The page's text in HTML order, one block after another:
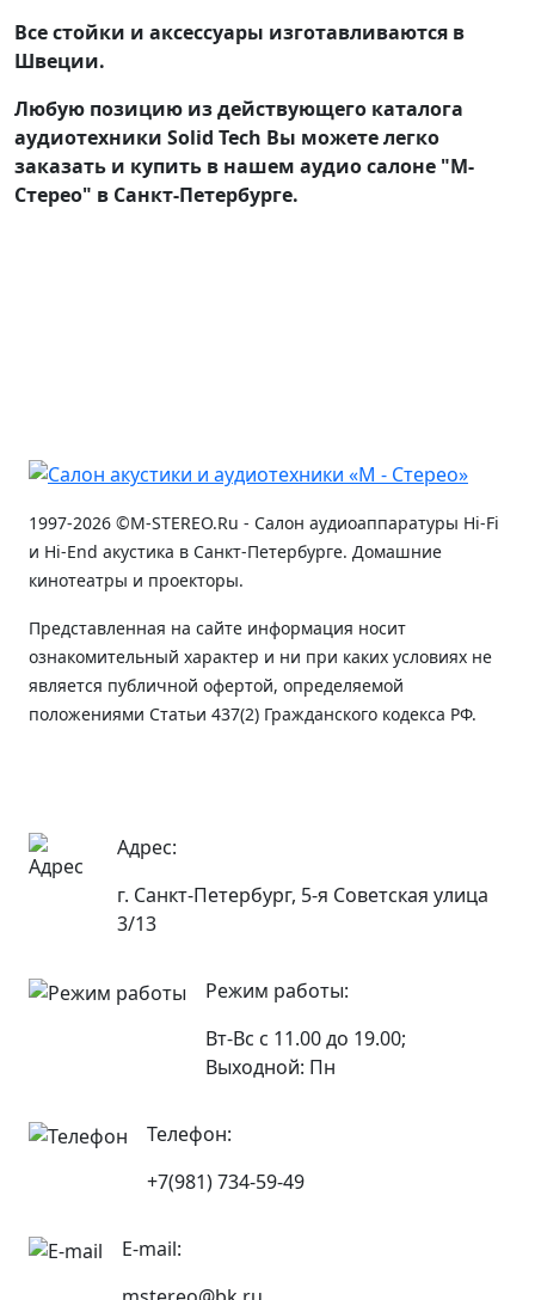
Все стойки и аксессуары изготавливаются в
Швеции.
Любую позицию из действующего каталога
аудиотехники Solid Tech Вы можете легко
заказать и купить в нашем аудио салоне "М-
Стерео" в Санкт-Петербурге.
1997-2026 ©M-STEREO.Ru - Салон аудиоаппаратуры Hi-Fi
и Hi-End акустика в Санкт-Петербурге. Домашние
кинотеатры и проекторы.
Представленная на сайте информация носит
ознакомительный характер и ни при каких условиях не
является публичной офертой, определяемой
положениями Статьи 437(2) Гражданского кодекса РФ.
Адрес:
г. Санкт-Петербург, 5-я Советская улица
3/13
Режим работы:
Вт-Вс с 11.00 до 19.00;
Выходной: Пн
Телефон:
+7(981) 734-59-49
E-mail: